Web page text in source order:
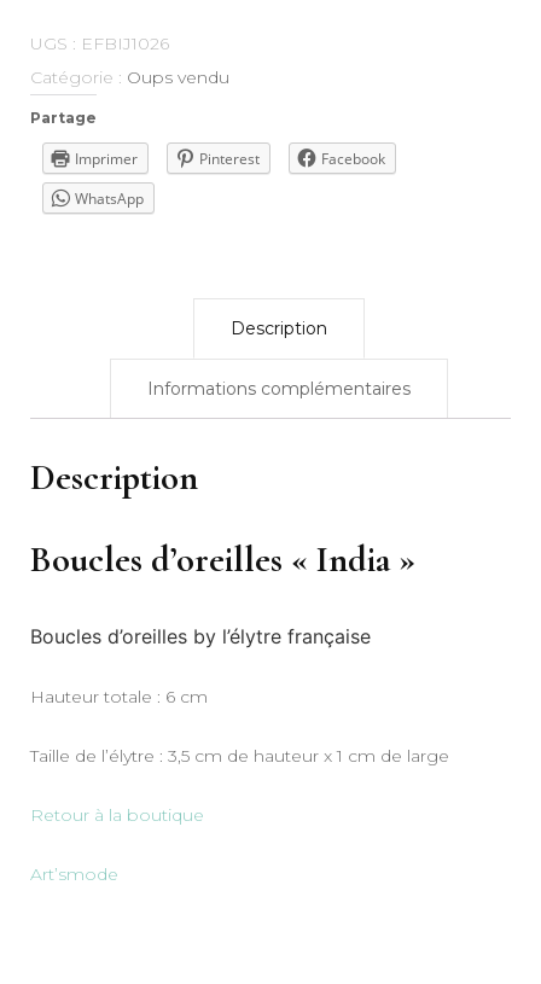
UGS : EFBIJ1026
Catégorie : Oups vendu
Partage
Imprimer Pinterest
Facebook
WhatsApp
Description
Informations complémentaires
Description
Boucles d’oreilles « India »
Boucles d’oreilles by l’élytre française
Hauteur totale : 6 cm
Taille de l’élytre : 3,5 cm de hauteur x 1 cm de large
Retour à la boutique
Art’smode